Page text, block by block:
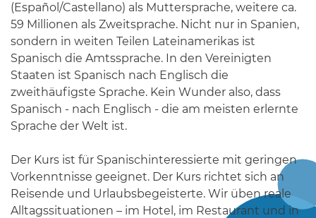
(Español/Castellano) als Muttersprache, weitere ca.
59 Millionen als Zweitsprache. Nicht nur in Spanien,
sondern in weiten Teilen Lateinamerikas ist
Spanisch die Amtssprache. In den Vereinigten
Staaten ist Spanisch nach Englisch die
zweithäufigste Sprache. Kein Wunder also, dass
Spanisch - nach Englisch - die am meisten erlernte
Sprache der Welt ist.
Der Kurs ist für Spanischinteressierte mit geringen
Vorkenntnisse geeignet. Der Kurs richtet sich an
Reisende und Urlaubsbegeisterte. Wir üben reale
Alltagssituationen – im Hotel, im Restaurant und in